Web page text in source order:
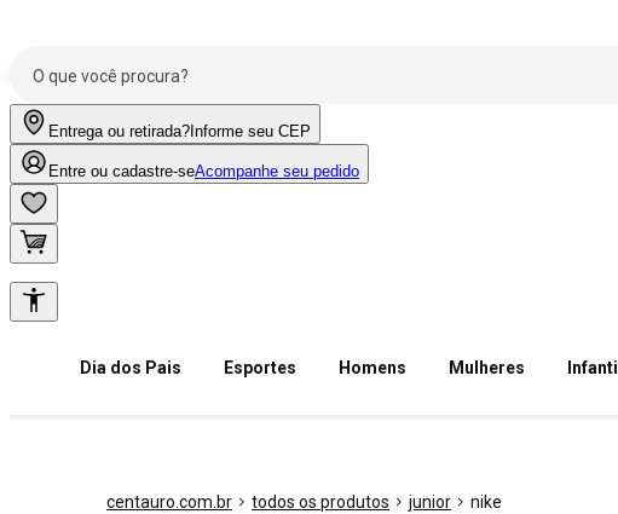
Entrega ou retirada? Informe seu CEP
Entre ou cadastre-seAcompanhe seu pedido
Dia dos Pais Esportes Homens Mulheres Infantil
centauro.com.br todos os produtos junior nike